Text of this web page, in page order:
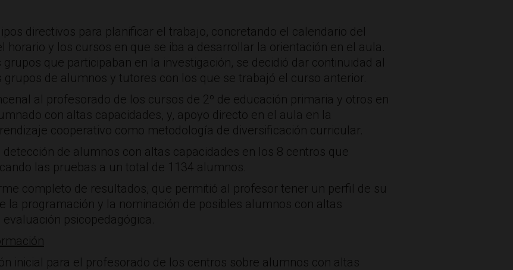
directivos para planificar el trabajo, concretando el calendario del
horario y los cursos en que se iba a desarrollar la orientación en el aula.
que participaban en la investigación, se decidió dar continuidad al
de alumnos y tutores con los que se trabajó el curso anterior.
al profesorado de los cursos de 2º de educación primaria y otros en
con altas capacidades, y, apoyo directo en el aula en la
cooperativo como metodología de diversificación curricular.
de alumnos con altas capacidades en los 8 centros que
las pruebas a un total de 1134 alumnos.
completo de resultados, que permitió al profesor tener un perfil de su
la programación y la nominación de posibles alumnos con altas
psicopedagógica.
inicial para el profesorado de los centros sobre alumnos con altas